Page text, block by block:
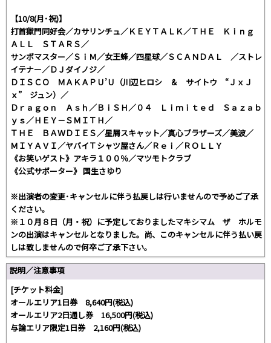
【10/8(月･祝)】
打首獄門同好会／カサリンチュ／ＫＥＹＴＡＬＫ／ＴＨＥ Ｋｉｎｇ
ＡＬＬ ＳＴＡＲＳ／
サンボマスター／ＳｉＭ／女王蜂／四星球／ＳＣＡＮＤＡＬ ／ストレ
イテナー／ＤＪダイノジ／
ＤＩＳＣＯ ＭＡＫＡＰＵ’Ｕ（川辺ヒロシ ＆ サイトウ “ＪｘＪ
ｘ” ジュン）／
Ｄｒａｇｏｎ Ａｓｈ／ＢｉＳＨ／０４ Ｌｉｍｉｔｅｄ Ｓａｚａｂ
ｙｓ／ＨＥＹ－ＳＭＩＴＨ／
ＴＨＥ ＢＡＷＤＩＥＳ／星屑スキャット／真心ブラザーズ／美波／
ＭＩＹＡＶＩ／ヤバイＴシャツ屋さん／Ｒｅｉ／ＲＯＬＬＹ
《お笑いゲスト》アキラ１００％／マツモトクラブ
《公式サポーター》 国生さゆり
※出演者の変更･キャンセルに伴う払戻しは行いませんので予めご了承
ください｡
※１０月８日（月・祝）に予定しておりましたマキシマム ザ ホルモ
ンの出演はキャンセルとなりました。尚、このキャンセルに伴う払い戻
しは致しませんので何卒ご了承下さい。
説明／注意事項
[チケット料金]
オールエリア1日券 8,640円(税込)
オールエリア2日通し券 16,500円(税込)
与論エリア限定1日券 2,160円(税込)